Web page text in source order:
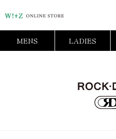
MENS LADIES